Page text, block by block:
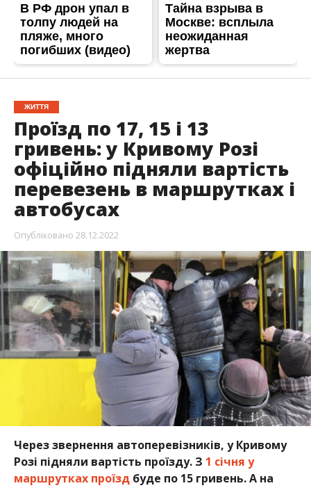
ЖИТТЯ
Проїзд по 17, 15 і 13
гривень: у Кривому Розі
офіційно підняли вартість
перевезень в маршрутках і
автобусах
Опубліковано 28.12.2022
Через звернення автоперевізників, у Кривому
Розі підняли вартість проїзду. З 1 січня у
маршрутках проїздбуде по 15 гривень. А на